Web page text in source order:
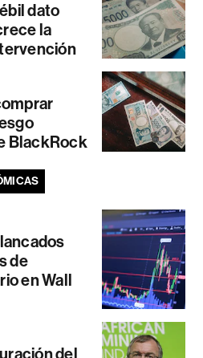
dato
la
BlackRock
de
en Wall
del